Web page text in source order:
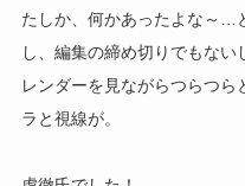
たしか、何かあったよな～…
し、編集の締め切りでもな
レンダーを見ながらつらつ
ラと視線が。